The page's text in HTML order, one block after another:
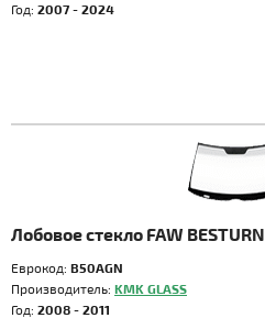
Год: 2007 - 2024
Лобовое стекло FAW BESTURN
Еврокод: B50AGN
Производитель: KMK GLASS
Год: 2008 - 2011